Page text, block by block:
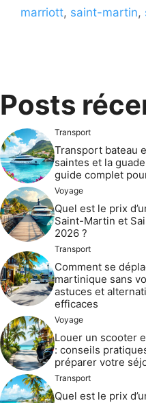
marriott, saint-martin,
Posts
Transport
Transport bateau
saintes et la
guide complet
Voyage
Quel est le prix
Saint-Martin et
2026 ?
Transport
Comment se
martinique sans
astuces et
efficaces
Voyage
Louer un scooter
: conseils
préparer votre
Transport
Quel est le prix